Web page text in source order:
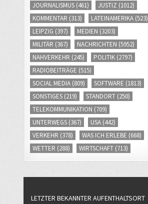
JOURNALISMUS (461) JUSTIZ (1012)
KOMMENTAR (313) LATEINAMERIKA (523)
LEIPZIG (397) MEDIEN (3203)
MILITÄR (367) NACHRICHTEN (5952)
NAHVERKEHR (245) POLITIK (2797)
RADIOBEITRÄGE (515)
SOCIAL MEDIA (809) SOFTWARE (1813)
SONSTIGES (219) STANDORT (250)
TELEKOMMUNIKATION (709)
UNTERWEGS (367) USA (442)
VERKEHR (378) WAS ICH ERLEBE (668)
WETTER (288) WIRTSCHAFT (713)
LETZTER BEKANNTER AUFENTHALTSORT